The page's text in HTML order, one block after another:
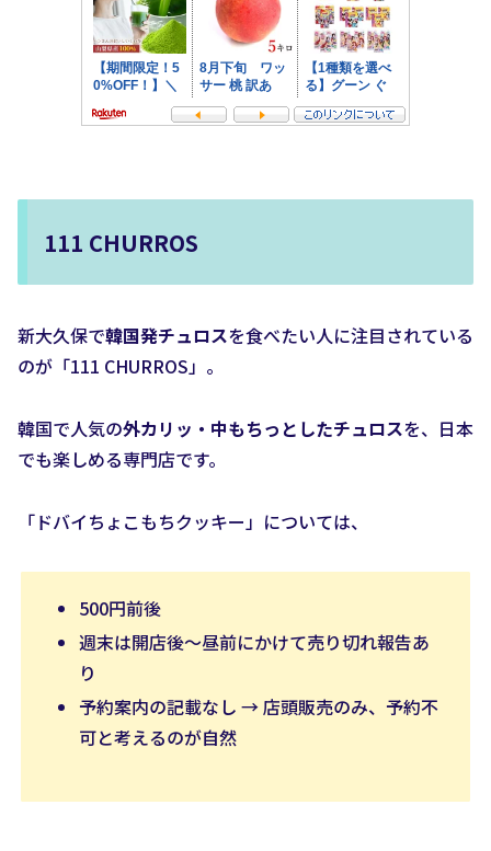
111 CHURROS
新大久保で韓国発チュロスを食べたい人に注目されている
のが「111 CHURROS」。
韓国で人気の外カリッ・中もちっとしたチュロスを、日本
でも楽しめる専門店です。
「ドバイちょこもちクッキー」については、
500円前後
週末は開店後〜昼前にかけて売り切れ報告あ
り
予約案内の記載なし → 店頭販売のみ、予約不
可と考えるのが自然